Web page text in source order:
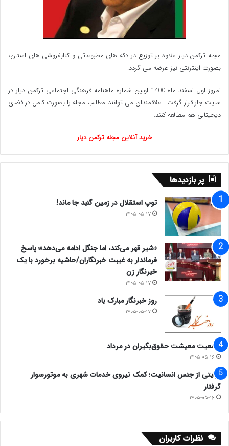
حال که روزنه‌ ی امیدی با تأیید صلاحیت دکتر پزشکیان
گشوده شده است، بیایید آنرا شدت‌ بخشیم و در جهت
اصلاح و نجات ایران گامی برداریم.
به نطر می رسد تنها راه نجات از این نابسامانی های
سیاسی، اقتصادی و اجتماعی مشارکت در این دوره از
انتخابات باشد.
بنده نیز به دو دلیل در این انتخابات شرکت می نمایم:
اولن، عضو رسمی حزب اتحاد ملت هستم و حزب اتحاد
ملت با نظر اکثریت اعضا مشارکت در این دوره را
برگزیده است.
دوما، به امید اصلاح و تغییر، تغییر و تغییر…
موجیم که آسودگی ما عدم ماست
ما زنده بر آنیم که آرام نگیریم
به امید پیروزی
www.ulkamiz.ir
مجله ترکمن دیار علاوه بر توزیع در دکه های مطبوعاتی و کتابفروشی های استان،
بصورت اینترنتی نیز عرضه می گردد.‌
امروز اول اسفند ماه 1400 اولین شماره ماهنامه فرهنگی اجتماعی ترکمن دیار در
سایت جار قرار گرفت . علاقمندان می توانند مطالب مجله را بصورت کامل در فضای
دیجیتالی هم مطالعه کنند.
خرید آنلاین مجله ترکمن دیار
پر بازدیدها
توپ استقلال در زمین گنبد جا ماند!
۱۴۰۵-۰۵-۱۷
«شیر قهر می‌کند، اما جنگل ادامه می‌دهد»؛ پاسخ
فرماندار به غیبت خبرنگاران/حاشیه برخورد با یک
خبرنگار زن
۱۴۰۵-۰۵-۱۷
روز خبرنگار مبارک باد
۱۴۰۵-۰۵-۱۷
وضعیت معیشت حقوق‌بگیران در مرداد
۱۴۰۵-۰۵-۱۶
روایتی از جنس انسانیت؛ کمک نیروی خدمات شهری به موتورسوار
گرفتار
۱۴۰۵-۰۵-۱۶
نظرات کاربران